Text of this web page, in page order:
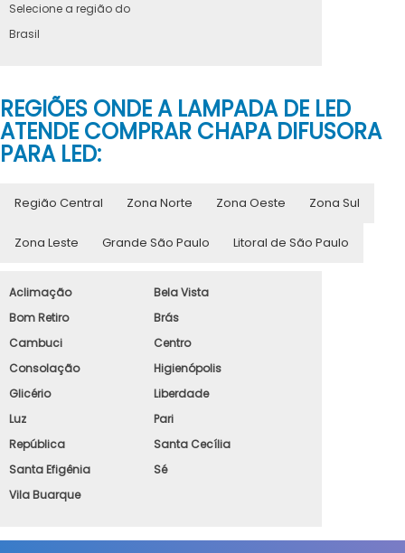
Selecione a região do
Brasil
REGIÕES ONDE A LAMPADA DE LED
ATENDE COMPRAR CHAPA DIFUSORA
PARA LED:
Região Central Zona Norte Zona Oeste Zona Sul
Zona Leste Grande São Paulo Litoral de São Paulo
Aclimação
Bela Vista
Bom Retiro
Brás
Cambuci
Centro
Consolação
Higienópolis
Glicério
Liberdade
Luz
Pari
República
Santa Cecília
Santa Efigênia
Sé
Vila Buarque